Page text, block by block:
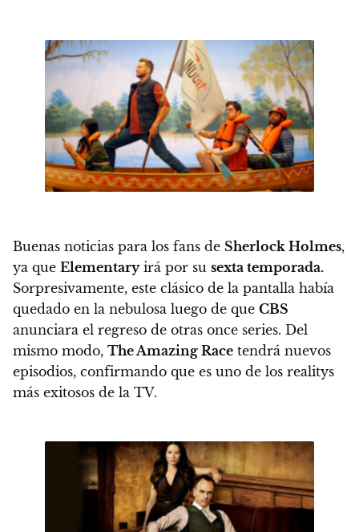
Buenas noticias para los fans de Sherlock Holmes,
ya que Elementaryirá por su sexta temporada.
Sorpresivamente, este clásico de la pantalla había
quedado en la nebulosa luego de que CBS
anunciara el regreso de otras once series. Del
mismo modo, The Amazing Race tendrá nuevos
episodios, confirmando que es uno de los realitys
más exitosos de la TV.